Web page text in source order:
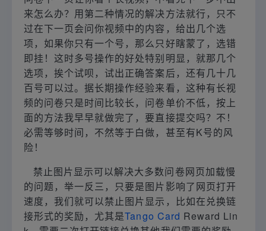
来怎么办？用第二种情况的解决方法就行，只不
过在下一页会问你视频中的内容，给出几个选
项，如果你只有一个号，那么只好瞎蒙了，选错
即挂！这时多号操作的好处特别明显，就那几个
选项，挨个试呗，试出正确答案后，还有几十几
百号可以过。据长期操作经验来看，这种有长视
频的问卷只是时间比较长，问卷单价不低，按上
面的方法我早早就做完了，要直接提交吗？不！
必需等够时间，不然等于白做，甚至有K号的风
险！
禁止图片显示可以解决大多数问卷网页加载慢
的问题，举一反三，只要是图片影响了网页打开
速度，我们就可以禁止图片显示，比如在兑换链
接形式的奖励，尤其是Tango Card Reward Lin